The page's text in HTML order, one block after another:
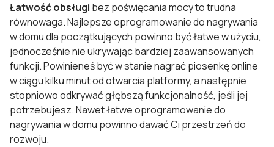
Łatwość obsługi bez poświęcania mocy to trudna
równowaga. Najlepsze oprogramowanie do nagrywania
w domu dla początkujących powinno być łatwe w użyciu,
jednocześnie nie ukrywając bardziej zaawansowanych
funkcji. Powinieneś być w stanie nagrać piosenkę online
w ciągu kilku minut od otwarcia platformy, a następnie
stopniowo odkrywać głębszą funkcjonalność, jeśli jej
potrzebujesz. Nawet łatwe oprogramowanie do
nagrywania w domu powinno dawać Ci przestrzeń do
rozwoju.